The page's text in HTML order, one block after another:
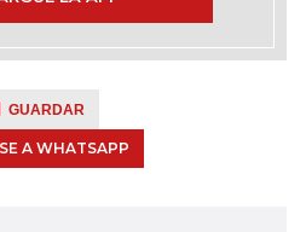
GUARDAR
A WHATSAPP